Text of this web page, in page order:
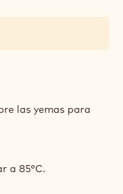
las yemas para
a 85°C.